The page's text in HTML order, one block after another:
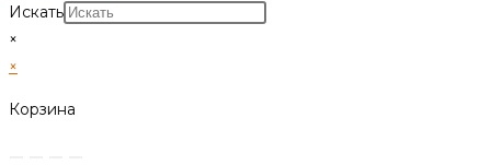
Искать
×
×
Корзина